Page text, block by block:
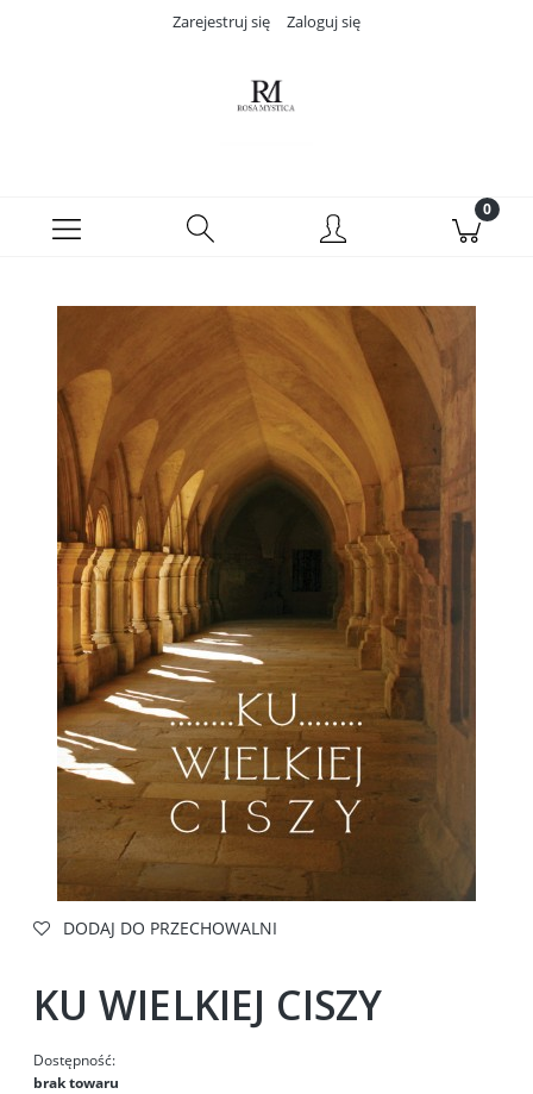
Zarejestruj się Zaloguj się
DODAJ DO PRZECHOWALNI
KU WIELKIEJ CISZY
Dostępność:
brak towaru